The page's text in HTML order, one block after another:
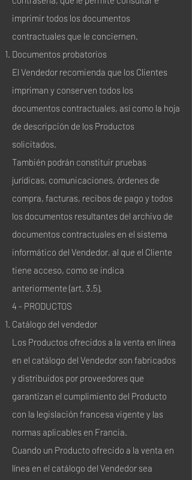
imprimir todos los documentos
contractuales que le conciernen.
Documentos probatorios
El Vendedor recomienda que los Clientes
impriman y conserven todos los
documentos contractuales, así como la hoja
de descripción de los Productos
solicitados.
También podrán constituir pruebas
jurídicas, comunicaciones, órdenes de
compra, facturas, recibos de pago y todos
los documentos resultantes del archivo de
documentos contractuales en el sistema
informático del Vendedor, al que el Cliente
tiene acceso, como se indica
anteriormente (art. 3.5).
4 - PRODUCTOS
Catálogo del vendedor
Los Productos ofrecidos a la venta en línea
en el catálogo del Vendedor son fabricados
y distribuidos por proveedores que
garantizan el cumplimiento del Producto
con la legislación francesa vigente y las
normas aplicables en Francia.
Cuando un Producto ofrecido a la venta en
línea en el catálogo del Vendedor sea